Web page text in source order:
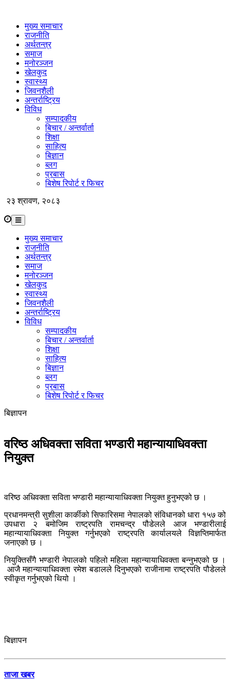
मुख्य समाचार
राजनीति
अर्थतन्त्र
समाज
मनोरञ्जन
खेलकुद
स्वास्थ्य
जिवनशैली
अन्तर्राष्ट्रिय
विविध
सम्पादकीय
बिचार / अन्तर्वार्ता
शिक्षा
साहित्य
बिज्ञान
ब्लग
प्रबास
बिशेष रिपोर्ट र फिचर
२३ श्रावण, २०८३
मुख्य समाचार
राजनीति
अर्थतन्त्र
समाज
मनोरञ्जन
खेलकुद
स्वास्थ्य
जिवनशैली
अन्तर्राष्ट्रिय
विविध
सम्पादकीय
बिचार / अन्तर्वार्ता
शिक्षा
साहित्य
बिज्ञान
ब्लग
प्रबास
बिशेष रिपोर्ट र फिचर
बिज्ञापन
वरिष्ठ अधिवक्ता सविता भण्डारी महान्यायाधिवक्ता
नियुक्त
वरिष्ठ अधिवक्ता सविता भण्डारी महान्यायाधिवक्ता नियुक्त हुनुभएको छ ।
प्रधानमन्त्री सुशीला कार्कीको सिफारिसमा नेपालको संविधानको धारा १५७ को
उपधारा २ बमोजिम राष्ट्रपति रामचन्द्र पौडेलले आज भण्डारीलाई
महान्यायाधिवक्ता नियुक्त गर्नुभएको राष्ट्रपति कार्यालयले विज्ञप्तिमार्फत
जनाएको छ ।
नियुक्तिसँगै भण्डारी नेपालको पहिलो महिला महान्यायाधिवक्ता बन्नुभएको छ ।
आजै महान्यायाधिवक्ता रमेश बडालले दिनुभएको राजीनामा राष्ट्रपति पौडेलले
स्वीकृत गर्नुभएको थियो ।
बिज्ञापन
ताजा खबर